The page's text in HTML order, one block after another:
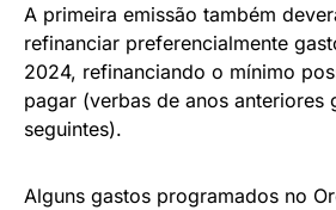
A primeira emissão também
refinanciar preferencialmente
2024, refinanciando o mínimo
pagar (verbas de anos anteriores
seguintes).
Alguns gastos programados no